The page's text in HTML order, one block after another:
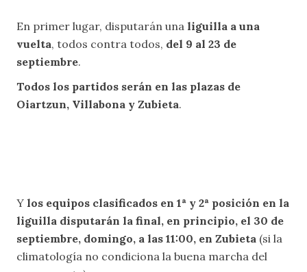
En primer lugar, disputarán una liguilla a una
vuelta, todos contra todos, del 9 al 23 de
septiembre.
Todos los partidos serán en las plazas de
Oiartzun, Villabona y Zubieta.
Y los equipos clasificados en 1ª y 2ª posición en la
liguilla disputarán la final, en principio, el 30 de
septiembre, domingo, a las 11:00, en Zubieta (si la
climatología no condiciona la buena marcha del